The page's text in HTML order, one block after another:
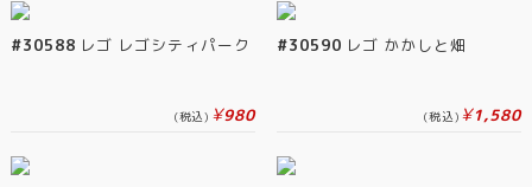
#30588 レゴ レゴシティパーク
(税込) ¥980
#30590 レゴ かかしと畑
(税込) ¥1,580